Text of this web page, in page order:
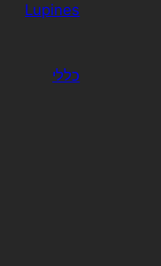
Lupines
כללי